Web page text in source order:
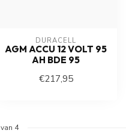
DURACELL
AGM ACCU 12 VOLT 95
AH BDE 95
€217,95
van 4